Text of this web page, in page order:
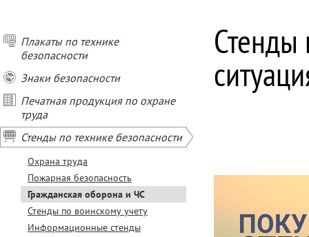
Плакаты по технике
безопасности
Знаки безопасности
Печатная продукция по охране
труда
Стенды по технике безопасности
Охрана труда
Пожарная безопасность
Гражданская оборона и ЧС
Стенды по воинскому учету
Информационные стенды
ПОКУПАЙ
- при покупке
- при покупке
- при покупке